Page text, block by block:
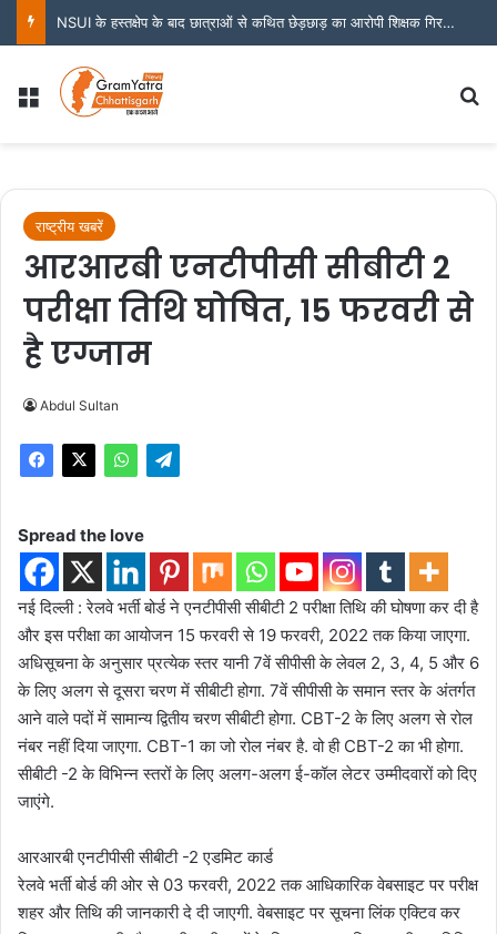
NSUI के हस्तक्षेप के बाद छात्राओं से कथित छेड़छाड़ का आरोपी शिक्षक गिरफ्तार
Menu
राष्ट्रीय खबरें
आरआरबी एनटीपीसी सीबीटी 2
परीक्षा तिथि घोषित, 15 फरवरी से
है एग्जाम
Abdul Sultan
Spread the love
नई दिल्ली : रेलवे भर्ती बोर्ड ने एनटीपीसी सीबीटी 2 परीक्षा तिथि की घोषणा कर दी है
और इस परीक्षा का आयोजन 15 फरवरी से 19 फरवरी, 2022 तक किया जाएगा.
अधिसूचना के अनुसार प्रत्येक स्तर यानी 7वें सीपीसी के लेवल 2, 3, 4, 5 और 6
के लिए अलग से दूसरा चरण में सीबीटी होगा. 7वें सीपीसी के समान स्तर के अंतर्गत
आने वाले पदों में सामान्य द्वितीय चरण सीबीटी होगा. CBT-2 के लिए अलग से रोल
नंबर नहीं दिया जाएगा. CBT-1 का जो रोल नंबर है. वो ही CBT-2 का भी होगा.
सीबीटी -2 के विभिन्न स्तरों के लिए अलग-अलग ई-कॉल लेटर उम्मीदवारों को दिए
जाएंगे.
आरआरबी एनटीपीसी सीबीटी -2 एडमिट कार्ड
रेलवे भर्ती बोर्ड की ओर से 03 फरवरी, 2022 तक आधिकारिक वेबसाइट पर परीक्ष
शहर और तिथि की जानकारी दे दी जाएगी. वेबसाइट पर सूचना लिंक एक्टिव कर